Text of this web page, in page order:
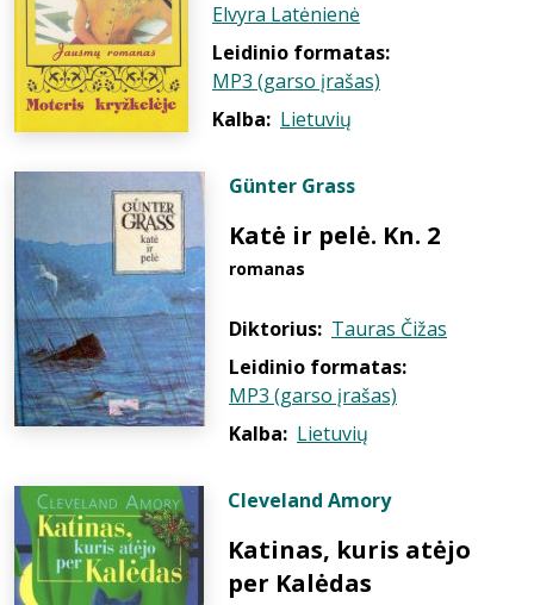
Elvyra Latėnienė
Leidinio formatas:
MP3 (garso įrašas)
Kalba: Lietuvių
Günter Grass
Katė ir pelė. Kn. 2
romanas
Diktorius: Tauras Čižas
Leidinio formatas:
MP3 (garso įrašas)
Kalba: Lietuvių
Cleveland Amory
Katinas, kuris atėjo
per Kalėdas